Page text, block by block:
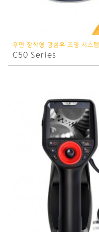
후면 장착형 광섬유 조명 시스템
C50 Series